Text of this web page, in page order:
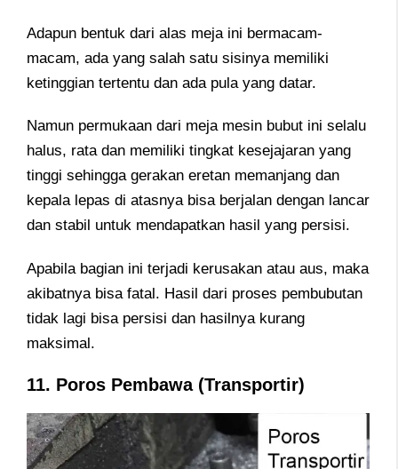
Adapun bentuk dari alas meja ini bermacam-
macam, ada yang salah satu sisinya memiliki
ketinggian tertentu dan ada pula yang datar.
Namun permukaan dari meja mesin bubut ini selalu
halus, rata dan memiliki tingkat kesejajaran yang
tinggi sehingga gerakan eretan memanjang dan
kepala lepas di atasnya bisa berjalan dengan lancar
dan stabil untuk mendapatkan hasil yang persisi.
Apabila bagian ini terjadi kerusakan atau aus, maka
akibatnya bisa fatal. Hasil dari proses pembubutan
tidak lagi bisa persisi dan hasilnya kurang
maksimal.
11. Poros Pembawa (Transportir)